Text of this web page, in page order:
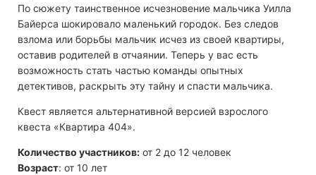
По сюжету таинственное исчезновение мальчика Уилла
Байерса шокировало маленький городок. Без следов
взлома или борьбы мальчик исчез из своей квартиры,
оставив родителей в отчаянии. Теперь у вас есть
возможность стать частью команды опытных
детективов, раскрыть эту тайну и спасти мальчика.
Квест является альтернативной версией взрослого
квеста «Квартира 404».
Количество участников: от 2 до 12 человек
Возраст: от 10 лет